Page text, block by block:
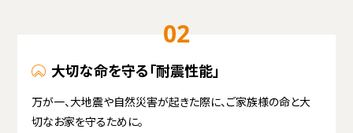
02
大切な命を守る「耐震性能」
万が一、大地震や自然災害が起きた際に、ご家族様の命と大
切なお家を守るために。